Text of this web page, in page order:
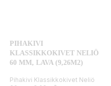
PIHAKIVI
KLASSIKKOKIVET NELIÖ
60 MM, LAVA (9,26M2)
Pihakivi Klassikkokivet Neliö